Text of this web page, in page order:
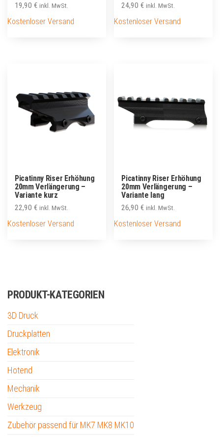
19,90 € inkl. MwSt.
Kostenloser Versand
24,90€ inkl. MwSt.
Kostenloser Versand
Picatinny Riser Erhöhung
20mm Verlängerung –
Variante kurz
22,90 € inkl. MwSt.
Kostenloser Versand
Picatinny Riser Erhöhung
20mm Verlängerung –
Variante lang
26,90€ inkl. MwSt.
Kostenloser Versand
PRODUKT-KATEGORIEN
3D Druck
Druckplatten
Elektronik
Hotend
Mechanik
Werkzeug
Zubehör passend für MK7 MK8 MK10